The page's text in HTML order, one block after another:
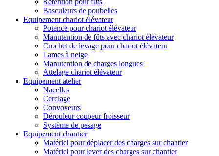
Rétention pour fûts
Basculeurs de poubelles
Equipement chariot élévateur
Potence pour chariot élévateur
Manutention de fûts avec chariot élévateur
Crochet de levage pour chariot élévateur
Lames à neige
Manutention de charges longues
Attelage chariot élévateur
Equipement atelier
Nacelles
Cerclage
Convoyeurs
Dérouleur coupeur froisseur
Système de pesage
Equipement chantier
Matériel pour déplacer des charges sur chantier
Matériel pour lever des charges sur chantier